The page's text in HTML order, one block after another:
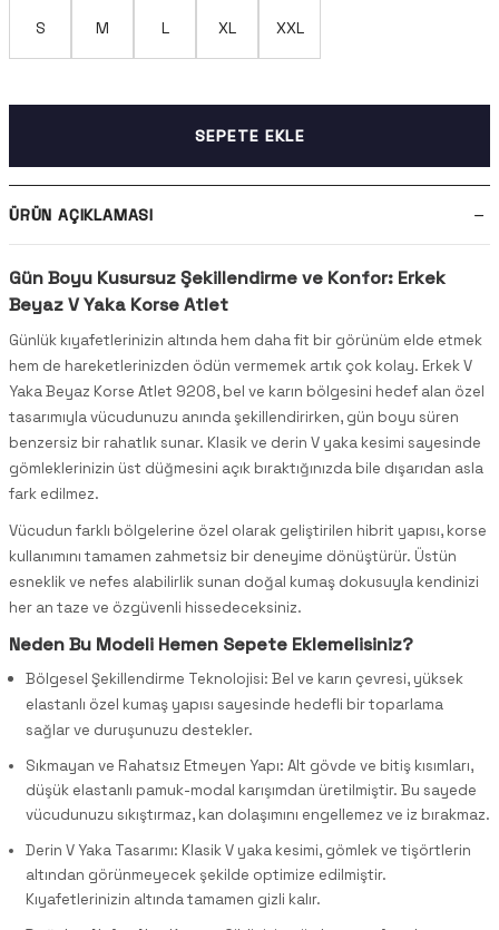
S M L XL XXL
SEPETE EKLE
ÜRÜN AÇIKLAMASI
Gün Boyu Kusursuz Şekillendirme ve Konfor: Erkek
Beyaz V Yaka Korse Atlet
Günlük kıyafetlerinizin altında hem daha fit bir görünüm elde etmek
hem de hareketlerinizden ödün vermemek artık çok kolay. Erkek V
Yaka Beyaz Korse Atlet 9208, bel ve karın bölgesini hedef alan özel
tasarımıyla vücudunuzu anında şekillendirirken, gün boyu süren
benzersiz bir rahatlık sunar. Klasik ve derin V yaka kesimi sayesinde
gömleklerinizin üst düğmesini açık bıraktığınızda bile dışarıdan asla
fark edilmez.
Vücudun farklı bölgelerine özel olarak geliştirilen hibrit yapısı, korse
kullanımını tamamen zahmetsiz bir deneyime dönüştürür. Üstün
esneklik ve nefes alabilirlik sunan doğal kumaş dokusuyla kendinizi
her an taze ve özgüvenli hissedeceksiniz.
Neden Bu Modeli Hemen Sepete Eklemelisiniz?
Bölgesel Şekillendirme Teknolojisi: Bel ve karın çevresi, yüksek
elastanlı özel kumaş yapısı sayesinde hedefli bir toparlama
sağlar ve duruşunuzu destekler.
Sıkmayan ve Rahatsız Etmeyen Yapı: Alt gövde ve bitiş kısımları,
düşük elastanlı pamuk-modal karışımdan üretilmiştir. Bu sayede
vücudunuzu sıkıştırmaz, kan dolaşımını engellemez ve iz bırakmaz.
Derin V Yaka Tasarımı: Klasik V yaka kesimi, gömlek ve tişörtlerin
altından görünmeyecek şekilde optimize edilmiştir.
Kıyafetlerinizin altında tamamen gizli kalır.